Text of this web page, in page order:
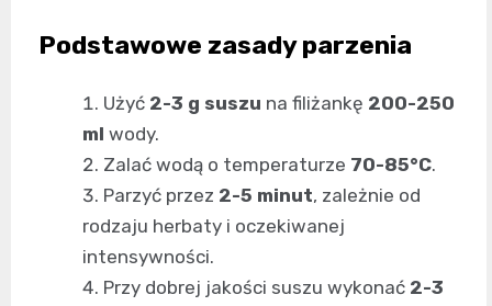
Podstawowe zasady parzenia
Użyć 2-3 g suszu na filiżankę 200-250
ml wody.
Zalać wodą o temperaturze 70-85°C.
Parzyć przez 2-5 minut, zależnie od
rodzaju herbaty i oczekiwanej
intensywności.
Przy dobrej jakości suszu wykonać 2-3